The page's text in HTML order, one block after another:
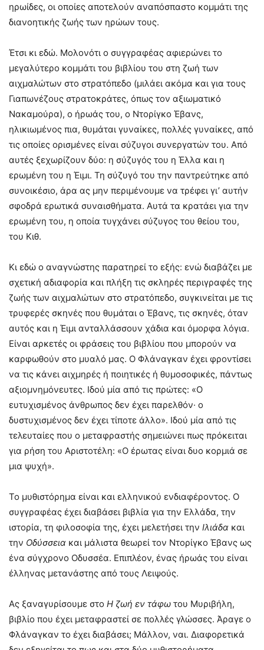
ηρωίδες, οι οποίες αποτελούν αναπόσπαστο κομμάτι της
διανοητικής ζωής των ηρώων τους.
Έτσι κι εδώ. Μολονότι ο συγγραφέας αφιερώνει το
μεγαλύτερο κομμάτι του βιβλίου του στη ζωή των
αιχμαλώτων στο στρατόπεδο (μιλάει ακόμα και για τους
Γιαπωνέζους στρατοκράτες, όπως τον αξιωματικό
Νακαμούρα), ο ήρωάς του, ο Ντορίγκο Έβανς,
ηλικιωμένος πια, θυμάται γυναίκες, πολλές γυναίκες, από
τις οποίες ορισμένες είναι σύζυγοι συνεργατών του. Από
αυτές ξεχωρίζουν δύο: η σύζυγός του η Έλλα και η
ερωμένη του η Έιμι. Τη σύζυγό του την παντρεύτηκε από
συνοικέσιο, άρα ας μην περιμένουμε να τρέφει γι’ αυτήν
σφοδρά ερωτικά συναισθήματα. Αυτά τα κρατάει για την
ερωμένη του, η οποία τυγχάνει σύζυγος του θείου του,
του Κιθ.
Κι εδώ ο αναγνώστης παρατηρεί το εξής: ενώ διαβάζει με
σχετική αδιαφορία και πλήξη τις σκληρές περιγραφές της
ζωής των αιχμαλώτων στο στρατόπεδο, συγκινείται με τις
τρυφερές σκηνές που θυμάται ο Έβανς, τις σκηνές, όταν
αυτός και η Έιμι ανταλλάσσουν χάδια και όμορφα λόγια.
Είναι αρκετές οι φράσεις του βιβλίου που μπορούν να
καρφωθούν στο μυαλό μας. Ο Φλάναγκαν έχει φροντίσει
να τις κάνει αιχμηρές ή ποιητικές ή θυμοσοφικές, πάντως
αξιομνημόνευτες. Ιδού μία από τις πρώτες: «Ο
ευτυχισμένος άνθρωπος δεν έχει παρελθόν· ο
δυστυχισμένος δεν έχει τίποτε άλλο». Ιδού μία από τις
τελευταίες που ο μεταφραστής σημειώνει πως πρόκειται
για ρήση του Αριστοτέλη: «Ο έρωτας είναι δυο κορμιά σε
μια ψυχή».
Το μυθιστόρημα είναι και ελληνικού ενδιαφέροντος. Ο
συγγραφέας έχει διαβάσει βιβλία για την Ελλάδα, την
ιστορία, τη φιλοσοφία της, έχει μελετήσει την Ιλιάδα και
την Οδύσσεια και μάλιστα θεωρεί τον Ντορίγκο Έβανς ως
ένα σύγχρονο Οδυσσέα. Επιπλέον, ένας ήρωάς του είναι
έλληνας μετανάστης από τους Λειψούς.
Ας ξαναγυρίσουμε στο Η ζωή εν τάφω του Μυριβήλη,
βιβλίο που έχει μεταφραστεί σε πολλές γλώσσες. Άραγε ο
Φλάναγκαν το έχει διαβάσει; Μάλλον, ναι. Διαφορετικά